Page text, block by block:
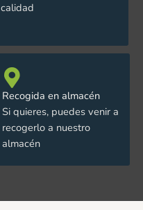
calidad
Recogida en almacén
Si quieres, puedes venir a
recogerlo a nuestro
almacén